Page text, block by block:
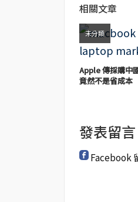
相關文章
未分類
Apple 傳採購中
竟然不是省成本
發表留言
Facebook